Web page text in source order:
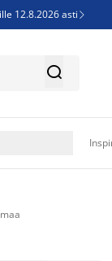
12.8.2026 asti 
